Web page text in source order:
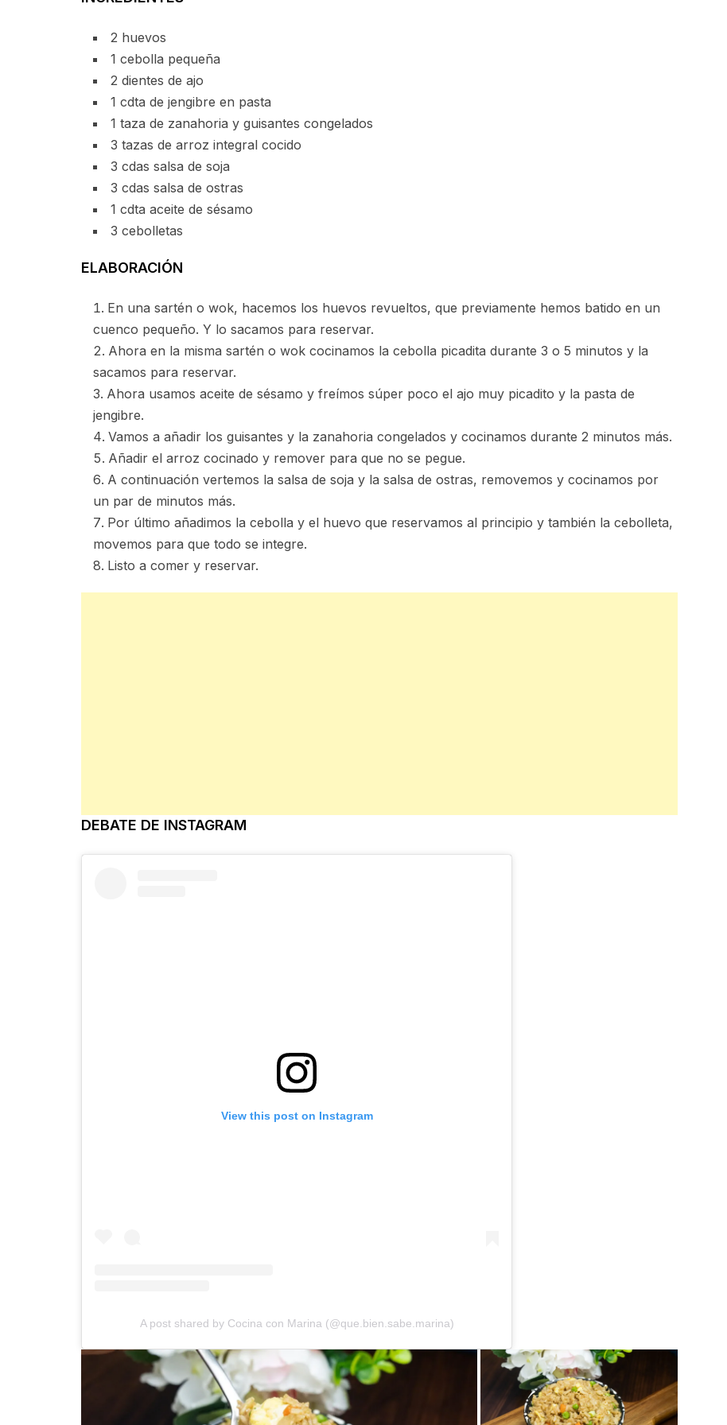
2 huevos
1 cebolla pequeña
2 dientes de ajo
1 cdta de jengibre en pasta
1 taza de zanahoria y guisantes congelados
3 tazas de arroz integral cocido
3 cdas salsa de soja
3 cdas salsa de ostras
1 cdta aceite de sésamo
3 cebolletas
ELABORACIÓN
En una sartén o wok, hacemos los huevos revueltos, que previamente hemos batido en un
cuenco pequeño. Y lo sacamos para reservar.
Ahora en la misma sartén o wok cocinamos la cebolla picadita durante 3 o 5 minutos y la
sacamos para reservar.
Ahora usamos aceite de sésamo y freímos súper poco el ajo muy picadito y la pasta de
jengibre.
Vamos a añadir los guisantes y la zanahoria congelados y cocinamos durante 2 minutos más.
Añadir el arroz cocinado y remover para que no se pegue.
A continuación vertemos la salsa de soja y la salsa de ostras, removemos y cocinamos por
un par de minutos más.
Por último añadimos la cebolla y el huevo que reservamos al principio y también la cebolleta,
movemos para que todo se integre.
Listo a comer y reservar.
DEBATE DE INSTAGRAM
View this post on Instagram
A post shared by Cocina con Marina (@que.bien.sabe.marina)